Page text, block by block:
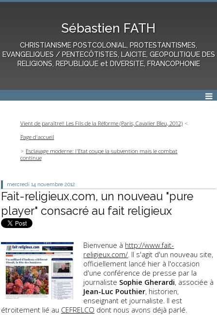
Sébastien FATH
CHRISTIANISME POSTCOLONIAL, PROTESTANTISMES,
EVANGELIQUES / PENTECÔTISTES, LAICITE, GEOPOLITIQUE DES
RELIGIONS, REPUBLIQUE et DIVERSITE, FRANCOPHONIE
Vient de paraître!! Les Fils de la Réforme (Paris, Cavalier Bleu, 2012)
Page d'accueil
Esclavage moderne: l'Etat coupe la subvention mais le combat
continue
mercredi 14 novembre 2012
Fait-religieux.com, un nouveau "pure
player" consacré au fait religieux
Bienvenue à http://www.fait-
religieux.com/. Il s'agit d'un nouveau site,
officiellement lancé hier à l'occasion
d'une conférence de presse par la
journaliste Sophie Gherardi, associée à
Jean-Luc Pouthier, historien,
enseignant et journaliste. Il est
étroitement lié au CEFRELCO dont nous avons déjà parlé.